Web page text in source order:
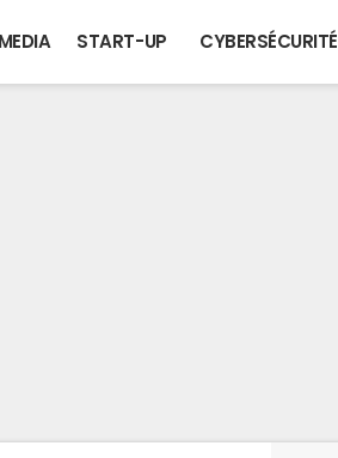
MEDIA START-UP CYBERSÉCURITÉ